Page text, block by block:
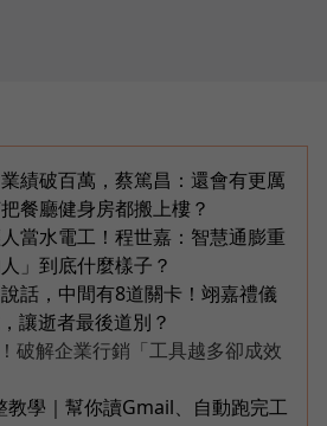
績破百萬，蔡篤昌：還會有更厲
餐廳健身房都搬上樓？
當水電工！程世嘉：智慧通膨重
」到底什麼樣子？
話，中間有8道關卡！翊嘉禮儀
讓逝者最後道別？
破解企業行銷「工具越多卻成效
學｜幫你讀Gmail、自動跑完工